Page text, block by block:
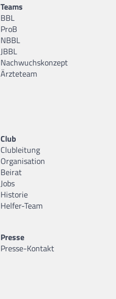
Teams
BBL
ProB
NBBL
JBBL
Nachwuchskonzept
Ärzteteam
Club
Clubleitung
Organisation
Beirat
Jobs
Historie
Helfer-Team
Presse
Presse-Kontakt